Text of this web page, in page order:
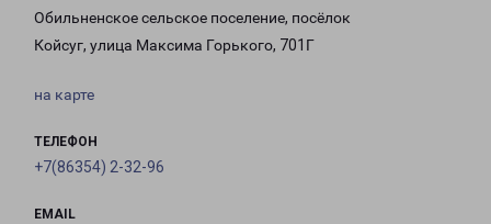
Обильненское сельское поселение, посёлок
Койсуг, улица Максима Горького, 701Г
на карте
ТЕЛЕФОН
+7(86354) 2-32-96
EMAIL